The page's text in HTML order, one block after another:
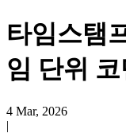
타임스탬
임 단위
4 Mar, 2026
|